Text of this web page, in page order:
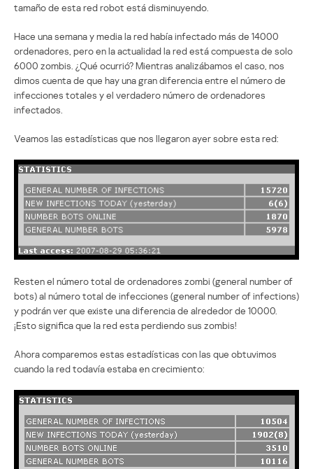
tamaño de esta red robot está disminuyendo.
Hace una semana y media la red había infectado más de 14000
ordenadores, pero en la actualidad la red está compuesta de solo
6000 zombis. ¿Qué ocurrió? Mientras analizábamos el caso, nos
dimos cuenta de que hay una gran diferencia entre el número de
infecciones totales y el verdadero número de ordenadores
infectados.
Veamos las estadísticas que nos llegaron ayer sobre esta red:
Resten el número total de ordenadores zombi (general number of
bots) al número total de infecciones (general number of infections)
y podrán ver que existe una diferencia de alrededor de 10000.
¡Esto significa que la red esta perdiendo sus zombis!
Ahora comparemos estas estadísticas con las que obtuvimos
cuando la red todavía estaba en crecimiento: